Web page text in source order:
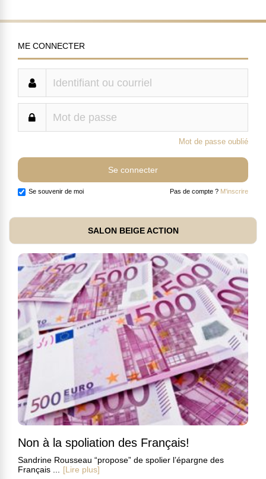
ME CONNECTER
Mot de passe oublié
Se souvenir de moi Pas de compte ? M'inscrire
SALON BEIGE ACTION
Non à la spoliation des Français!
Sandrine Rousseau “propose” de spolier l’épargne des
Français ...
[Lire plus]